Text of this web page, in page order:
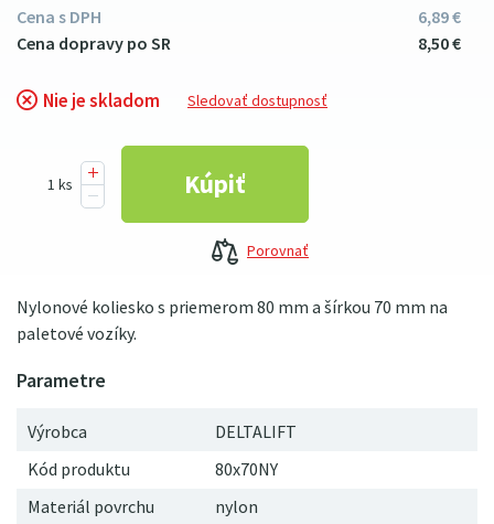
Nylonové koliesko s priemerom 80 mm a šírkou 70 mm na
paletové vozíky.
Výrobca
DELTALIFT
Kód produktu
80x70NY
Nie je skladom Sledovať dostupnosť
Materiál povrchu
nylon
Cena s DPH 6 89€
850€
Porovnať